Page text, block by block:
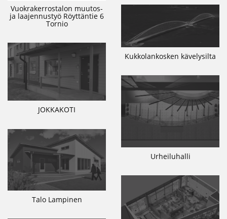
Vuokrakerrostalon muutos-
ja laajennustyö Röyttäntie 6
Tornio
Kukkolankosken kävelysilta
JOKKAKOTI
Urheiluhalli
Talo Lampinen